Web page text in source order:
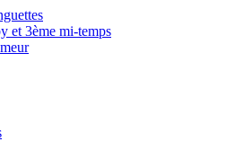
et 3ème mi-temps